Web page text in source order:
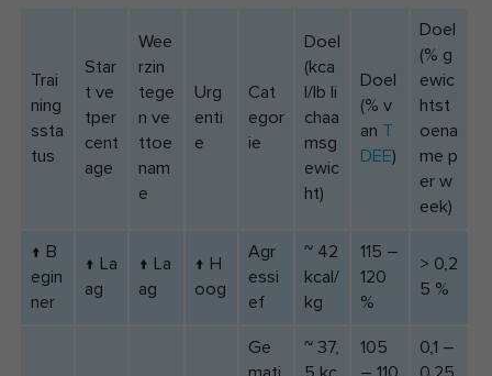
Trai
ning
s­sta
tus
Star
t ve
tper
cent
age
Wee
rzin
tege
n ve
t­toe
nam
e
Urg
enti
e
Cat
egor
ie
Doel
(kca
l/lb li
chaa
msg
ewic
ht)
Doel
(% v
an T
DEE)
Doel
(% g
ewic
htst
oena
me p
er w
eek)
↑ B
egin
ner
↑ La
ag
↑ La
ag
↑ H
oog
Agr
essi
ef
~ 42
kcal/
kg
115 –
120
%
> 0,2
5 %
Ge
~ 37,
105
0,1 –